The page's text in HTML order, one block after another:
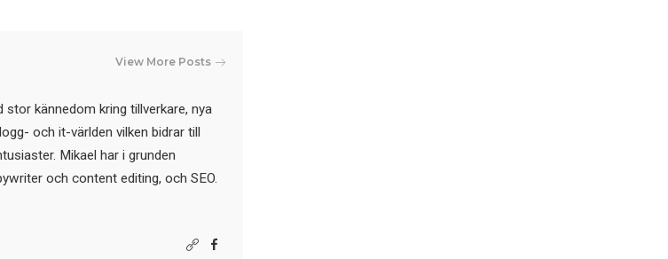
View More Posts
stor kännedom kring tillverkare, nya
och it-världen vilken bidrar till
Mikael har i grunden
och content editing, och SEO.